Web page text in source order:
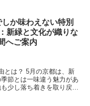
か味わえない特別
新緑と文化が織りな
へご案内
とは？ 5月の京都は、新
節とは一味違う魅力があ
少し落ち着きを取り戻し